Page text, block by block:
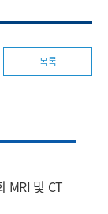
목록
MRI 및 CT